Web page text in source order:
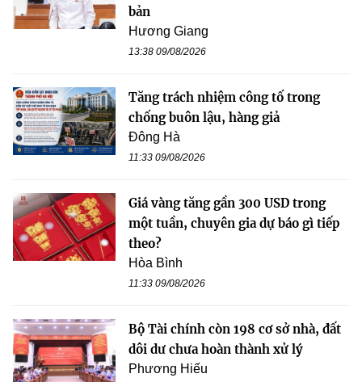
bản
Hương Giang
13:38 09/08/2026
Tăng trách nhiệm công tố trong
chống buôn lậu, hàng giả
Đông Hà
11:33 09/08/2026
Giá vàng tăng gần 300 USD trong
một tuần, chuyên gia dự báo gì tiếp
theo?
Hòa Bình
11:33 09/08/2026
Bộ Tài chính còn 198 cơ sở nhà, đất
dôi dư chưa hoàn thành xử lý
Phương Hiếu